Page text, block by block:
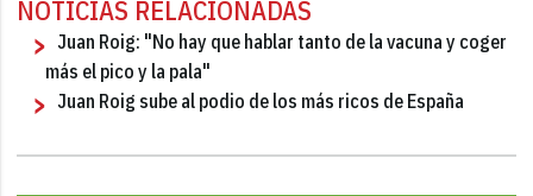
NOTICIAS RELACIONADAS
Juan Roig: "No hay que hablar tanto de la vacuna y coger
más el pico y la pala"
Juan Roig sube al podio de los más ricos de España